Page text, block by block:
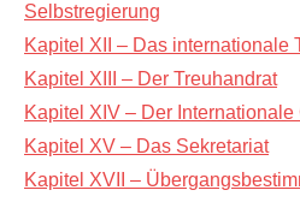
Selbstregierung
Kapitel XII – Das internationale
Kapitel XIII – Der Treuhandrat
Kapitel XIV – Der Internationale
Kapitel XV – Das Sekretariat
Kapitel XVII –